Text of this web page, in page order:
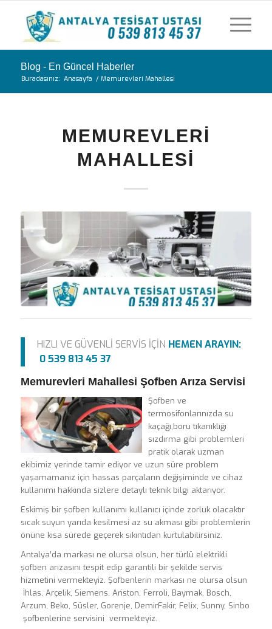
Blog - En Güncel Haberler
Buradasınız: Anasayfa / Memurevleri Mahallesi
MEMUREVLERI
MAHALLESI
HIZLI VE GÜVENLİ SERVİS İÇİN HEMEN ARAYIN:
0 539 813 45 37
Memurevleri Mahallesi Şofben Arıza Servisi
Şofben ve
termosifonlarınızda su
kaçağı,boru tıkanıklığı
sızdırma gibi problemleri
pratik olarak uzman
ekibimiz yerinde tamir ediyor ve uzun süre problem
yaşamamanız için hassas parçaların değişiminde ve cihaz
kullanımı hakkında sizlere detaylı teknik bilgi aktarıyor.
Eskimiş bir şofben kullanımı kullanıcı içinde zorluk olacaktır
sıcak suyun yarıda kesilmesi az su akması gibi problemlerin
önüne kısa sürede geçerek sıkıntıdan kurtulabilirsiniz.
Antalya’da markası ne olursa olsun, her türlü elektrikli
şofben arızasını tespit edip garantili bir şekilde servis
hizmetini vermekteyiz. Şofbenlerin markası ne olursa olsun
İhlas, Arçelik, Siemens, Ariston, Ferroli, Baymak, Bosch,
Arzum, Beko, Süsler, Gorenje, DemirFakir, Felix, Sunny, Sinbo
şofbenlerine servisini vermekteyiz.